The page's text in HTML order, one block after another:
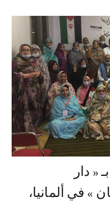
« دار
» في ألمانيا،